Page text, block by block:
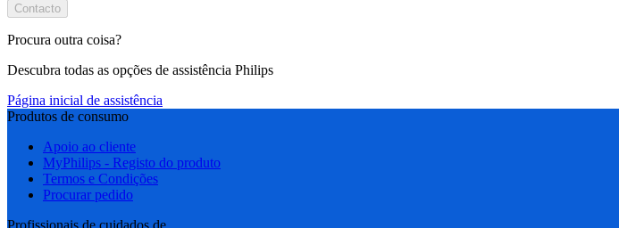
Contacto
Procura outra coisa?
Descubra todas as opções de assistência Philips
Página inicial de assistência
Produtos de consumo
Apoio ao cliente
MyPhilips - Registo do produto
Termos e Condições
Procurar pedido
Profissionais de cuidados de